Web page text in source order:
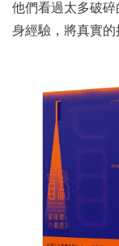
他們看過太多破
身經驗，將真實的